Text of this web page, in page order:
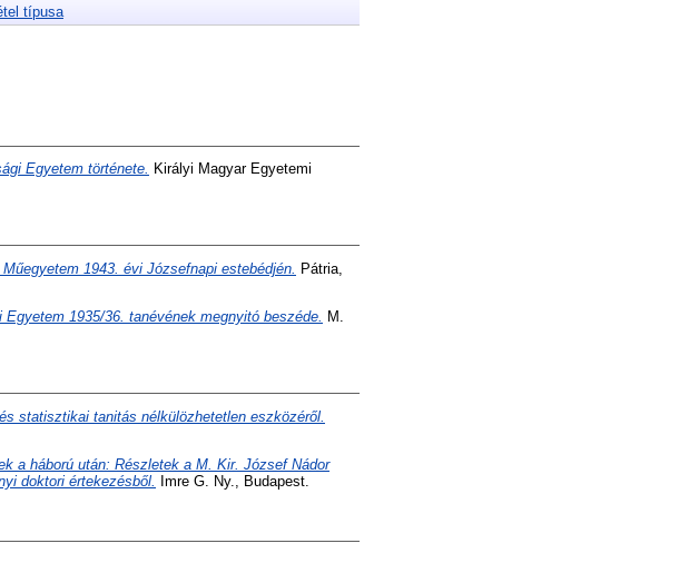
típusa
Egyetem története. Királyi Magyar Egyetemi
1943. évi Józsefnapi estebédjén. Pátria,
1935/36. tanévének megnyitó beszéde.
M.
statisztikai tanitás nélkülözhetetlen eszközéről.
a háború után: Részletek a M. Kir. József Nádor
doktori értekezésből. Imre G. Ny., Budapest.